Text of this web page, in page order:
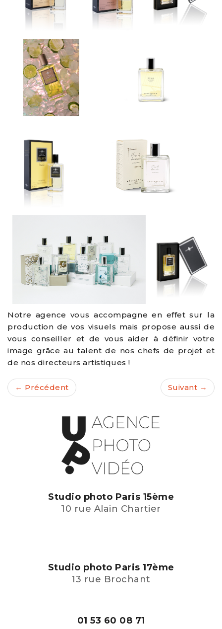
Notre agence vous accompagne en effet sur la
production de vos visuels mais propose aussi de
vous conseiller et de vous aider à définir votre
image grâce au talent de nos chefs de projet et
de nos directeurs artistiques !
← Précédent Suivant →
Studio photo Paris 15ème
10 rue Alain Chartier
Studio photo Paris 17ème
13 rue Brochant
01 53 60 08 71